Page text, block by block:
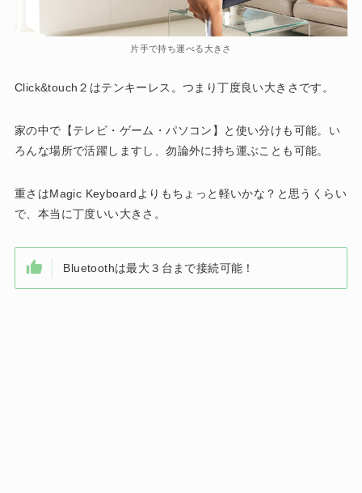
片手で持ち運べる大きさ
Click&touch２はテンキーレス。つまり丁度良い大きさです。
家の中で【テレビ・ゲーム・パソコン】と使い分けも可能。い
ろんな場所で活躍しますし、勿論外に持ち運ぶことも可能。
重さはMagic Keyboardよりもちょっと軽いかな？と思うくらい
で、本当に丁度いい大きさ。
Bluetoothは最大３台まで接続可能！